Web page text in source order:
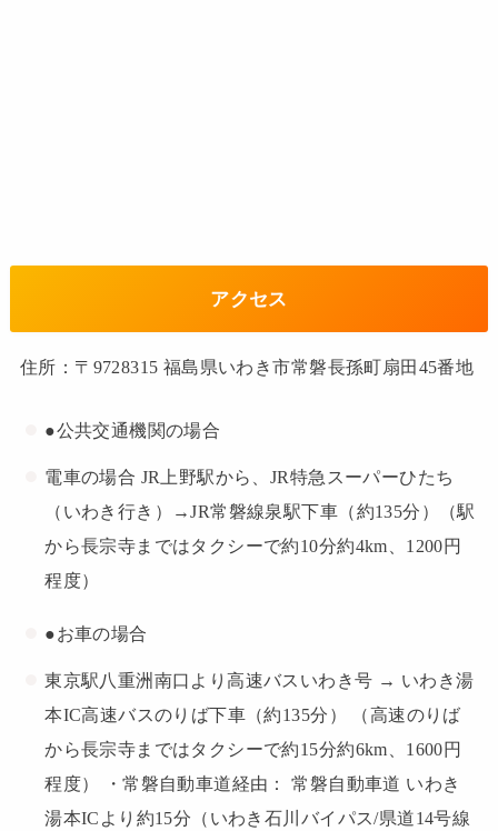
アクセス
住所：〒9728315 福島県いわき市常磐長孫町扇田45番地
●公共交通機関の場合
電車の場合 JR上野駅から、JR特急スーパーひたち
（いわき行き）→JR常磐線泉駅下車（約135分）（駅
から長宗寺まではタクシーで約10分約4km、1200円
程度）
●お車の場合
東京駅八重洲南口より高速バスいわき号 → いわき湯
本IC高速バスのりば下車（約135分） （高速のりば
から長宗寺まではタクシーで約15分約6km、1600円
程度） ・常磐自動車道経由： 常磐自動車道 いわき
湯本ICより約15分（いわき石川バイパス/県道14号線